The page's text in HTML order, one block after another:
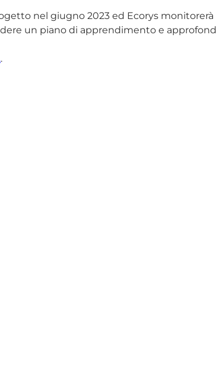
nel giugno 2023 ed Ecorys
un piano di apprendimento e
.